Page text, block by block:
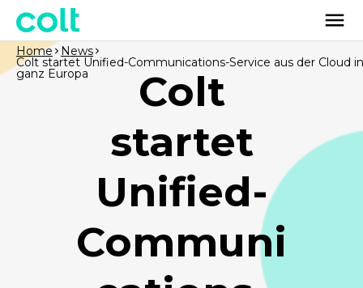
Colt
startet
Unified-
Communi
Home News
Colt startet Unified-Communications-Service aus der Cloud in
ganz Europa